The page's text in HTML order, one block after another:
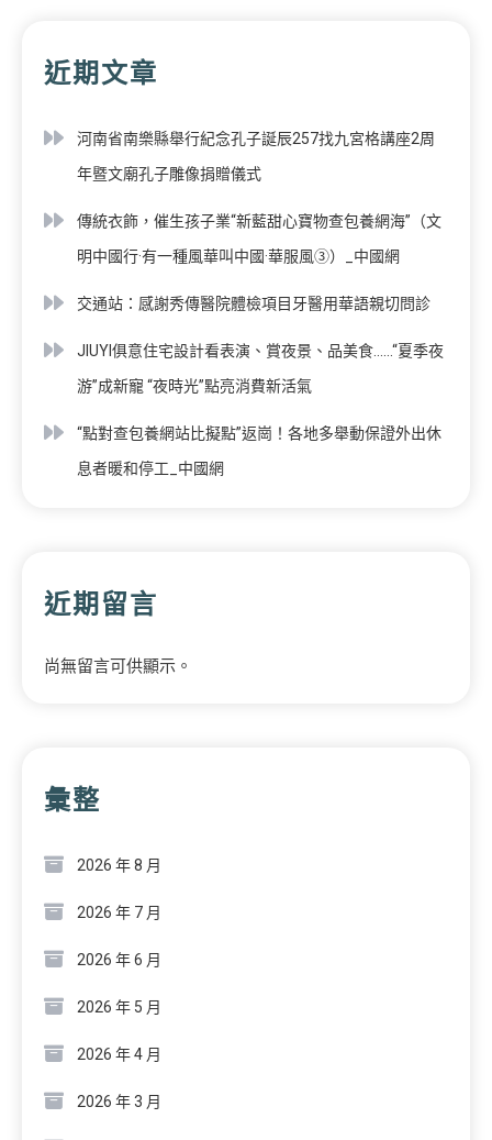
近期文章
河南省南樂縣舉行紀念孔子誕辰257找九宮格講座2周
年暨文廟孔子雕像捐贈儀式
傳統衣飾，催生孩子業“新藍甜心寶物查包養網海”（文
明中國行·有一種風華叫中國·華服風③）_中國網
交通站：感謝秀傳醫院體檢項目牙醫用華語親切問診
JIUYI俱意住宅設計看表演、賞夜景、品美食……“夏季夜
游”成新寵 “夜時光”點亮消費新活氣
“點對查包養網站比擬點”返崗！各地多舉動保證外出休
息者暖和停工_中國網
近期留言
尚無留言可供顯示。
彙整
2026 年 8 月
2026 年 7 月
2026 年 6 月
2026 年 5 月
2026 年 4 月
2026 年 3 月